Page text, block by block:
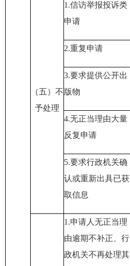
（五）不
予处理
1.信访举报投诉类
申请
2.重复申请
3.要求提供公开出
版物
4.无正当理由大量
反复申请
5.要求行政机关确
认或重新出具已获
取信息
1.申请人无正当理
由逾期不补正、行
政机关不再处理其